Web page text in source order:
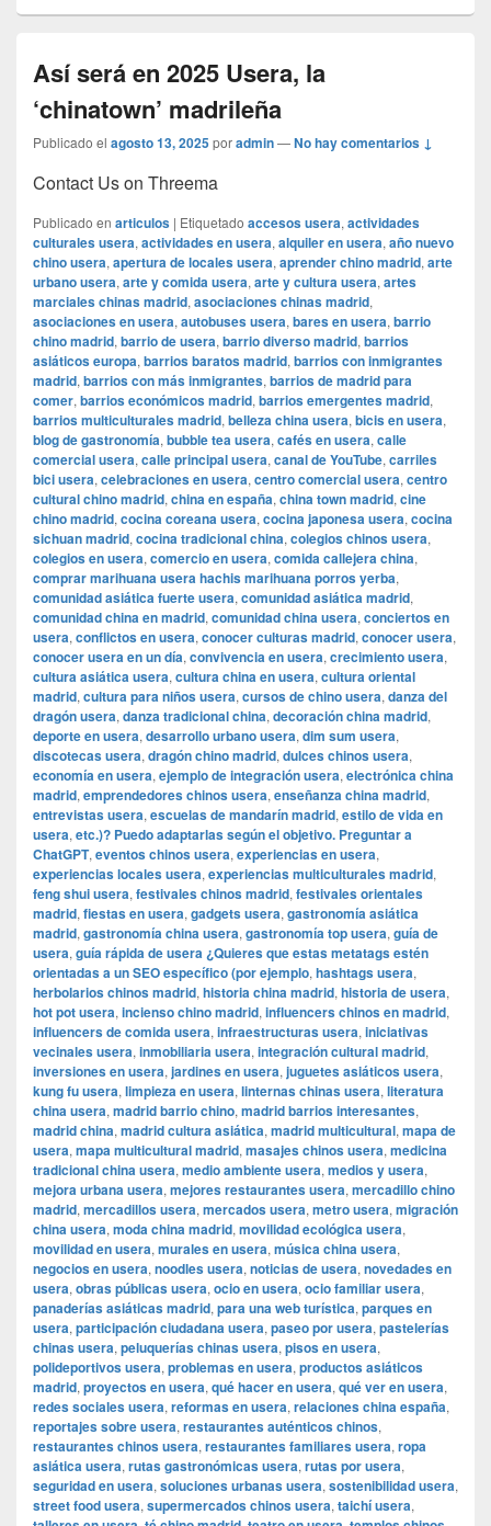
Así será en 2025 Usera, la
‘chinatown’ madrileña
Publicado el agosto 13, 2025poradmin—No hay comentarios ↓
Contact Us on Threema
Publicado en articulos | Etiquetado accesos usera, actividades
culturales usera, actividades en usera, alquiler en usera, año nuevo
chino usera, apertura de locales usera, aprender chino madrid, arte
urbano usera, arte y comida usera, arte y cultura usera, artes
marciales chinas madrid, asociaciones chinas madrid,
asociaciones en usera, autobuses usera, bares en usera, barrio
chino madrid, barrio de usera, barrio diverso madrid, barrios
asiáticos europa, barrios baratos madrid, barrios con inmigrantes
madrid, barrios con más inmigrantes, barrios de madrid para
comer, barrios económicos madrid, barrios emergentes madrid,
barrios multiculturales madrid, belleza china usera, bicis en usera,
blog de gastronomía, bubble tea usera, cafés en usera, calle
comercial usera, calle principal usera, canal de YouTube, carriles
bici usera, celebraciones en usera, centro comercial usera, centro
cultural chino madrid, china en españa, china town madrid, cine
chino madrid, cocina coreana usera, cocina japonesa usera, cocina
sichuan madrid, cocina tradicional china, colegios chinos usera,
colegios en usera, comercio en usera, comida callejera china,
comprar marihuana usera hachis marihuana porros yerba,
comunidad asiática fuerte usera, comunidad asiática madrid,
comunidad china en madrid, comunidad china usera, conciertos en
usera, conflictos en usera, conocer culturas madrid, conocer usera,
conocer usera en un día, convivencia en usera, crecimiento usera,
cultura asiática usera, cultura china en usera, cultura oriental
madrid, cultura para niños usera, cursos de chino usera, danza del
dragón usera, danza tradicional china, decoración china madrid,
deporte en usera, desarrollo urbano usera, dim sum usera,
discotecas usera, dragón chino madrid, dulces chinos usera,
economía en usera, ejemplo de integración usera, electrónica china
madrid, emprendedores chinos usera, enseñanza china madrid,
entrevistas usera, escuelas de mandarín madrid, estilo de vida en
usera, etc.)? Puedo adaptarlas según el objetivo. Preguntar a
ChatGPT, eventos chinos usera, experiencias en usera,
experiencias locales usera, experiencias multiculturales madrid,
feng shui usera, festivales chinos madrid, festivales orientales
madrid, fiestas en usera, gadgets usera, gastronomía asiática
madrid, gastronomía china usera, gastronomía top usera, guía de
usera, guía rápida de usera ¿Quieres que estas metatags estén
orientadas a un SEO específico (por ejemplo, hashtags usera,
herbolarios chinos madrid, historia china madrid, historia de usera,
hot pot usera, incienso chino madrid, influencers chinos en madrid,
influencers de comida usera, infraestructuras usera, iniciativas
vecinales usera, inmobiliaria usera, integración cultural madrid,
inversiones en usera, jardines en usera, juguetes asiáticos usera,
kung fu usera, limpieza en usera, linternas chinas usera, literatura
china usera, madrid barrio chino, madrid barrios interesantes,
madrid china, madrid cultura asiática, madrid multicultural, mapa de
usera, mapa multicultural madrid, masajes chinos usera, medicina
tradicional china usera, medio ambiente usera, medios y usera,
mejora urbana usera, mejores restaurantes usera, mercadillo chino
madrid, mercadillos usera, mercados usera, metro usera, migración
china usera, moda china madrid, movilidad ecológica usera,
movilidad en usera, murales en usera, música china usera,
negocios en usera, noodles usera, noticias de usera, novedades en
usera, obras públicas usera, ocio en usera, ocio familiar usera,
panaderías asiáticas madrid, para una web turística, parques en
usera, participación ciudadana usera, paseo por usera, pastelerías
chinas usera, peluquerías chinas usera, pisos en usera,
polideportivos usera, problemas en usera, productos asiáticos
madrid, proyectos en usera, qué hacer en usera, qué ver en usera,
redes sociales usera, reformas en usera, relaciones china españa,
reportajes sobre usera, restaurantes auténticos chinos,
restaurantes chinos usera, restaurantes familiares usera, ropa
asiática usera, rutas gastronómicas usera, rutas por usera,
seguridad en usera, soluciones urbanas usera, sostenibilidad usera,
street food usera, supermercados chinos usera, taichí usera,